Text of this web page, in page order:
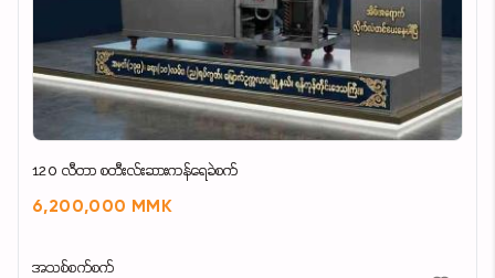
120 လီတာ စတီးလ်းဆားကန်ရေခဲစက်
6,200,000 MMK
အသစ်စက်စက်